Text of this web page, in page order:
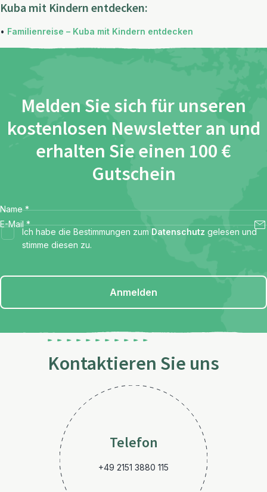
Kuba mit Kindern entdecken:
• Familienreise – Kuba mit Kindern entdecken
Melden Sie sich für unseren
kostenlosen Newsletter an und
erhalten Sie einen 100 €
Gutschein
Name *
E-Mail *
Ich habe die Bestimmungen zum Datenschutz gelesen und
stimme diesen zu.
Anmelden
Kontaktieren Sie uns
Telefon
+49 2151 3880 115